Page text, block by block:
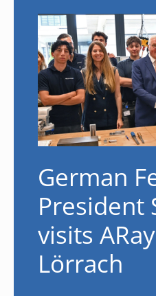
German
President
visits
Lörrach